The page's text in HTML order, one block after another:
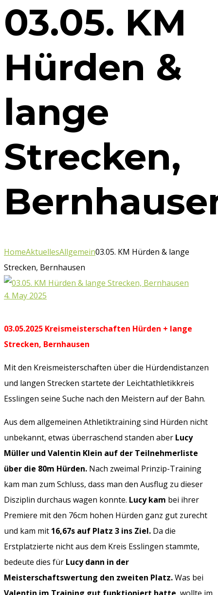
03.05. KM
Hürden &
lange
Strecken,
HomeAktuellesAllgemein03.05. KM Hürden & lange
Strecken, Bernhausen
4. May 2025
03.05.2025 Kreismeisterschaften Hürden + lange
Strecken, Bernhausen
Mit den Kreismeisterschaften über die Hürdendistanzen
und langen Strecken startete der Leichtathletikkreis
Esslingen seine Suche nach den Meistern auf der Bahn.
Aus dem allgemeinen Athletiktraining sind Hürden nicht
unbekannt, etwas überraschend standen aber Lucy
Müller und Valentin Klein auf der Teilnehmerliste
über die 80m Hürden. Nach zweimal Prinzip-Training
kam man zum Schluss, dass man den Ausflug zu dieser
Disziplin durchaus wagen konnte. Lucy kam bei ihrer
Premiere mit den 76cm hohen Hürden ganz gut zurecht
und kam mit 16,67s auf Platz 3 ins Ziel. Da die
Erstplatzierte nicht aus dem Kreis Esslingen stammte,
bedeute dies für Lucy dann in der
Meisterschaftswertung den zweiten Platz.Was bei
Valentin im Training gut funktioniert hatte , wollte im